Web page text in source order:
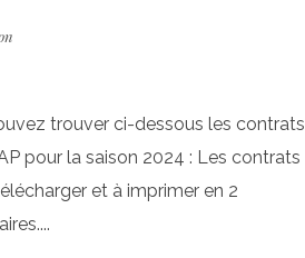
trouver ci-dessous les contrats
pour la saison 2024 : Les contrats
et à imprimer en 2